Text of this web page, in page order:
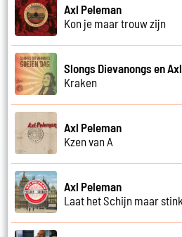
Axl Peleman
Kon je maar trouw zijn
Slongs Dievanongs en
Kraken
Axl Peleman
Kzen van A
Axl Peleman
Laat het Schijn maar